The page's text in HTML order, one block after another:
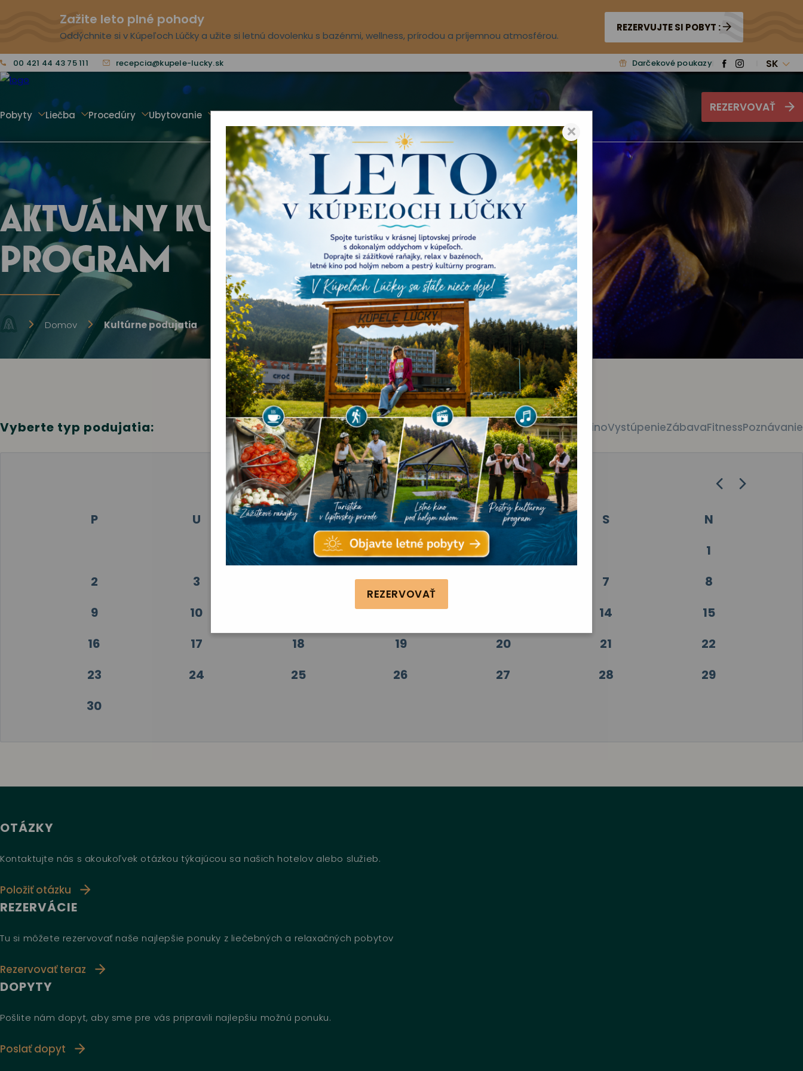
Zažite leto plné pohody
Oddýchnite si v Kúpeľoch Lúčky a užite si letnú dovolenku s bazénmi, wellness, prírodou a príjemnou atmosférou.
REZERVUJTE SI POBYT :
×
REZERVOVAŤ
00 421 44 43 75 111 recepcia@kupele-lucky.sk Darčekové poukazy SK
Pobyty Liečba Procedúry Ubytovanie Voľný čas Aqua-vital park NovinkyO nás
REZERVOVAŤ
AKTUÁLNY KULTÚRNY
PROGRAM
Domov Kultúrne podujatia
Vyberte typ podujatia: Všetky akcie KinoVystúpenieZábavaFitnessPoznávanie
JÚN 2025
P U S Š P S
N
1
2
3 5 7
8
9
10 12 14
15
16
17 18 19 20 21
22
23
24 25 26 27 28
29
30
OTÁZKY
Kontaktujte nás s akoukoľvek otázkou týkajúcou sa našich hotelov alebo služieb.
Položiť otázku
REZERVÁCIE
Tu si môžete rezervovať naše najlepšie ponuky z liečebných a relaxačných pobytov
Rezervovať teraz
DOPYTY
Pošlite nám dopyt, aby sme pre vás pripravili najlepšiu možnú ponuku.
Poslať dopyt